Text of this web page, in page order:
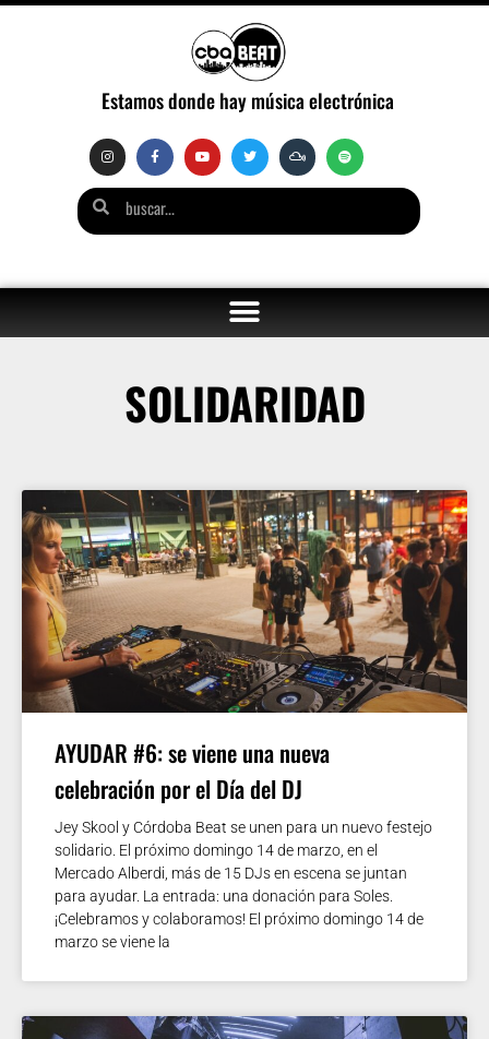
Estamos donde hay música electrónica
SOLIDARIDAD
AYUDAR #6: se viene una nueva
celebración por el Día del DJ
Jey Skool y Córdoba Beat se unen para un nuevo festejo
solidario. El próximo domingo 14 de marzo, en el
Mercado Alberdi, más de 15 DJs en escena se juntan
para ayudar. La entrada: una donación para Soles.
¡Celebramos y colaboramos! El próximo domingo 14 de
marzo se viene la